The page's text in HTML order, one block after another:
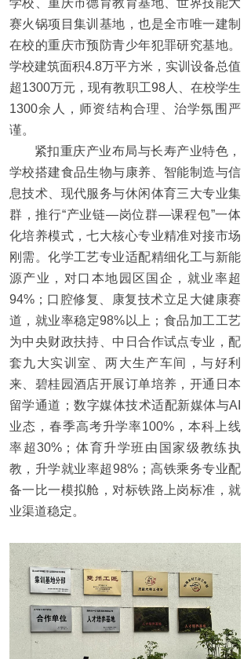
学校、重庆市德育教育基地、世界技能大
赛火锅项目集训基地，也是全市唯一建制
在校的重庆市预防青少年犯罪研究基地。
学校建筑面积4.8万平方米，实训设备总值
超1300万元，现有教职工98人、在校学生
1300余人，师资结构合理、治学氛围严
谨。
紧扣重庆产业布局与长寿产业特色，
学校搭建食品生物与康养、智能制造与信
息技术、现代服务与休闲体育三大专业集
群，推行“产业链—岗位群—课程包”一体
化培养模式，七大核心专业精准对接市场
刚需。化学工艺专业适配精细化工与新能
源产业，对口本地园区国企，就业率超
94%；口腔修复、康复技术立足大健康赛
道，就业率稳定98%以上；食品加工工艺
为中央财政扶持、中日合作试点专业，配
套九大实训室、两大生产车间，与好利
来、碧桂园酒店开展订单培养，开通日本
留学通道；数字媒体技术适配新媒体与AI
业态，春季高考升学率100%，本科上线
率超30%；体育升学班由国家级教练执
教，升学就业率超98%；高铁乘务专业配
备一比一模拟舱，对标铁路上岗标准，就
业渠道稳定。